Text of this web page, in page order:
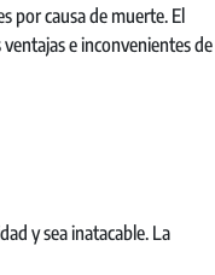
por causa de muerte. El
e inconvenientes de
y sea inatacable. La